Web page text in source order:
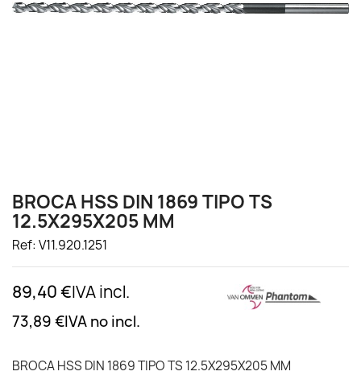
BROCA HSS DIN 1869 TIPO TS
12.5X295X205 MM
Ref: V11.920.1251
89,40 €IVA incl.
73,89 €IVA no incl.
BROCA HSS DIN 1869 TIPO TS 12.5X295X205 MM